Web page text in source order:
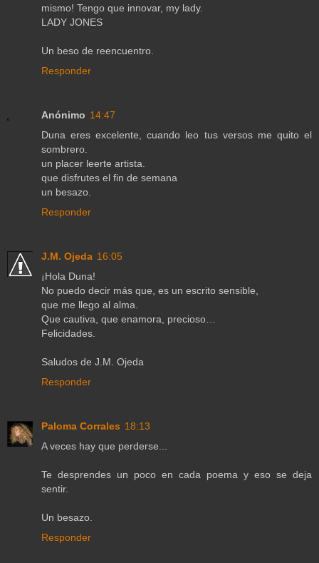
mismo! Tengo que innovar, my lady.
LADY JONES
Un beso de reencuentro.
Responder
Anónimo 14:47
Duna eres excelente, cuando leo tus versos me quito el
sombrero.
un placer leerte artista.
que disfrutes el fin de semana
un besazo.
Responder
J.M. Ojeda 16:05
¡Hola Duna!
No puedo decir más que, es un escrito sensible,
que me llego al alma.
Que cautiva, que enamora, precioso…
Felicidades.
Saludos de J.M. Ojeda
Responder
Paloma Corrales 18:13
A veces hay que perderse...
Te desprendes un poco en cada poema y eso se deja
sentir.
Un besazo.
Responder